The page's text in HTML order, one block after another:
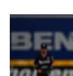
que logró venir
así,